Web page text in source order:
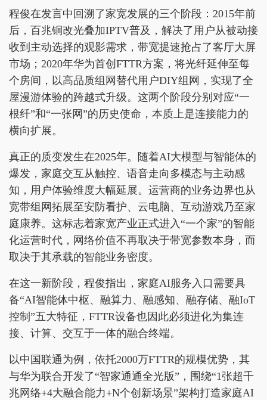
程俊在发言中回溯了家宽发展的三个阶段：2015年前
后，百兆铜改光叠加IPTV普及，解决了用户从被动接
收到主动选择的观影需求，带宽提速抢占了客厅大屏
市场；2020年华为首创FTTR方案，将光纤延伸至每
个房间，以高品质组网替代用户DIY组网，实现了全
屋漫游体验的跨越式升级。这两个阶段分别对应“一
根纤”和“一张网”的历史使命，本质上是连接能力的
横向扩展。
真正的质变发生在2025年。随着AI大模型与智能体的
爆发，家庭交互从触控、语音走向多模态与主动感
知，用户体验维度大幅延展。运营商的业务边界也从
宽带组网拓展至安防看护、云电脑、互动游戏乃至家
庭康养。这标志着家宽产业正式进入“一个家”的智能
化运营时代，网络价值不再取决于带宽参数本身，而
取决于其承载的智能业务密度。
在这一新阶段，程俊指出，家庭AI服务入口需要具
备“AI智能体中枢、融算力、融感知、融存储、融IoT
控制”五大特征，FTTR设备也因此必须进化为集连
接、计算、交互于一体的融合终端。
以中国联通为例，依托2000万FTTR的规模优势，其
与华为联合开发了“智家通通全光版”，围绕“1张超千
兆网络+4大融合能力+N个创新场景”架构打造家庭AI